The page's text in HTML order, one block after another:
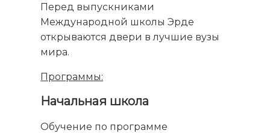
Перед выпускниками
Международной школы Эрде
открываются двери в лучшие вузы
мира.
Программы:
Начальная школа
Обучение по программе